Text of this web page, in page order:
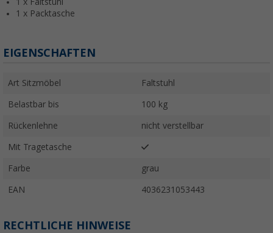
1 x Faltstuhl
1 x Packtasche
EIGENSCHAFTEN
Art Sitzmöbel Faltstuhl
Belastbar bis 100 kg
Rückenlehne nicht verstellbar
Mit Tragetasche
Farbe grau
EAN 4036231053443
RECHTLICHE HINWEISE